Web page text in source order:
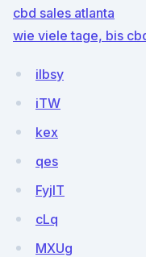
cbd sales atlanta
wie viele tage, bis
iIbsy
iTW
kex
qes
FyjIT
cLq
MXUg